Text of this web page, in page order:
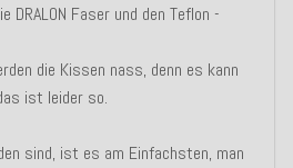
Faser und den Teflon -
die Kissen nass, denn es kann
ist leider so.
sind, ist es am Einfachsten, man